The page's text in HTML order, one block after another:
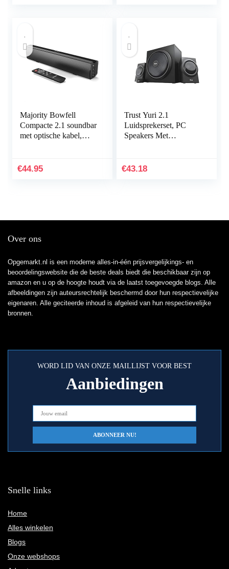
Majority Bowfell
Compacte 2.1 soundbar
met optische kabel,
voor tv en pc…
€44.95
Trust Yuri 2.1
Luidsprekerset, PC
Speakers Met
120W, Houten
€43.18
Over ons
Opgemarkt.nl is een moderne alles-in-één prijsvergelijkings- en
beoordelingswebsite die de beste deals biedt die beschikbaar zijn op
amazon en u op de hoogte houdt via de laatst toegevoegde blogs. Alle
afbeeldingen zijn auteursrechtelijk beschermd door hun respectievelijke
eigenaren. Alle geciteerde inhoud is afgeleid van hun respectievelijke
bronnen.
WORD LID VAN ONZE MAILLIJST VOOR BEST
Aanbiedingen
Snelle links
Home
Alles winkelen
Blogs
Onze webshops